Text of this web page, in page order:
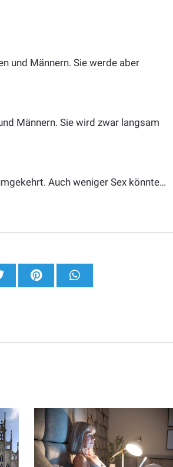
und Männern. Sie werde aber
Männern. Sie wird zwar langsam
Auch weniger Sex könnte…